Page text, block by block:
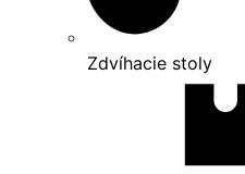
Zdvíhacie stoly